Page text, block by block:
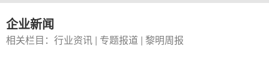
企业新闻
相关栏目： 行业资讯 | 专题报道 | 黎明周报